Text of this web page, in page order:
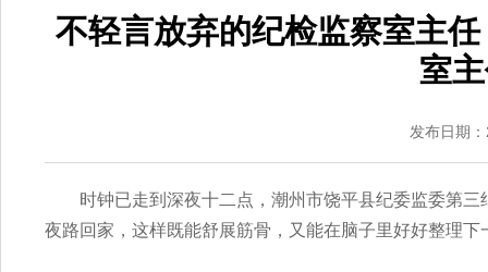
不轻言放弃的纪检监察室主
室
发布日期
时钟已走到深夜十二点，潮州市饶平县纪委监委第
夜路回家，这样既能舒展筋骨，又能在脑子里好好整理